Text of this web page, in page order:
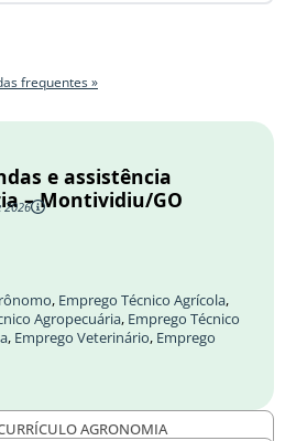
frequentes »
e assistência
– Montividiu/GO
2026
, Emprego Técnico Agrícola,
Agropecuária, Emprego Técnico
, Emprego Veterinário, Emprego
AGRONOMIA